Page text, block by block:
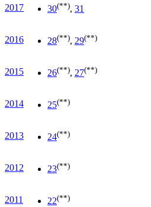
2017 30(**), 31
2016 28(**), 29(**)
2015 26(**), 27(**)
2014 25(**)
2013 24(**)
2012 23(**)
2011 22(**)